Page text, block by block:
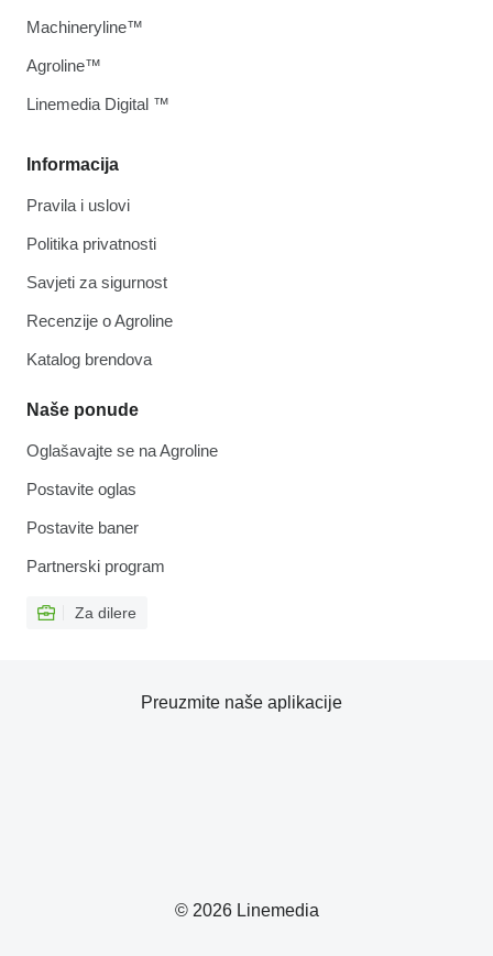
Informacija
Pravila i uslovi
Politika privatnosti
Savjeti za sigurnost
Recenzije o Agroline
Katalog brendova
Naše ponude
Oglašavajte se na Agroline
Postavite oglas
Postavite baner
Partnerski program
Za dilere
Machineryline™
Agroline™
Linemedia Digital ™
© 2026 Linemedia
Preuzmite naše aplikacije